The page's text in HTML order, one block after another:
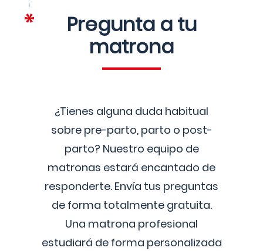
Pregunta a tu
matrona
¿Tienes alguna duda habitual
sobre pre-parto, parto o post-
parto? Nuestro equipo de
matronas estará encantado de
responderte. Envía tus preguntas
de forma totalmente gratuita.
Una matrona profesional
estudiará de forma personalizada